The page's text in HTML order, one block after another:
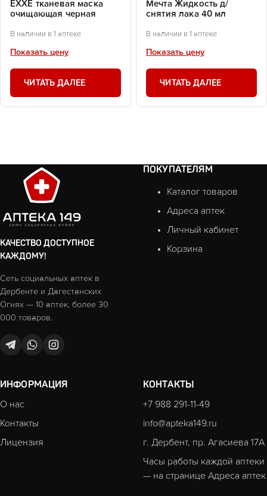
EXXE тканевая маска
очищающая черная
В наличии в 1 аптеке
Показать цену
ЧИТАТЬ ДАЛЕЕ
Мечта Жидкость д/
снятия лака 40 мл
В наличии в 1 аптеке
Показать цену
ЧИТАТЬ ДАЛЕЕ
КАЧЕСТВО ДОСТУПНОЕ
КАЖДОМУ!
Сеть социальных аптек в
Дербенте и Дагестанских
Огнях — 10 аптек, более 30
000 товаров.
ПОКУПАТЕЛЯМ
Каталог товаров
Адреса аптек
Личный кабинет
Корзина
ИНФОРМАЦИЯ
О нас
Контакты
Лицензия
КОНТАКТЫ
+7 988 291-11-49
info@apteka149.ru
г. Дербент, пр. Агасиева 17А
Часы работы каждой аптеки
— на странице Адреса аптек